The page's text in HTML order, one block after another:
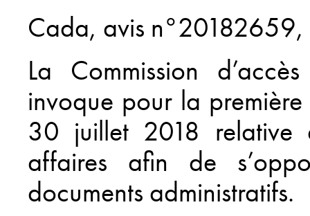
Cada, avis
La Commission
invoque pour la
30 juillet 2018 relative
affaires afin de
documents administratifs.